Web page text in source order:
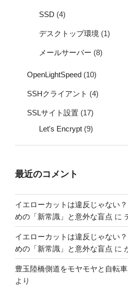
SSD (4)
デスクトップ環境 (1)
メールサーバー (8)
OpenLightSpeed (10)
SSHクライアント (4)
SSLサイト設置 (17)
Let's Encrypt (9)
最近のコメント
イエローカットは違反じゃない
めの「新常識」と意外な盲点 に
イエローカットは違反じゃない
めの「新常識」と意外な盲点 に
豊玉陸橋側道をモヤモヤと自転
より